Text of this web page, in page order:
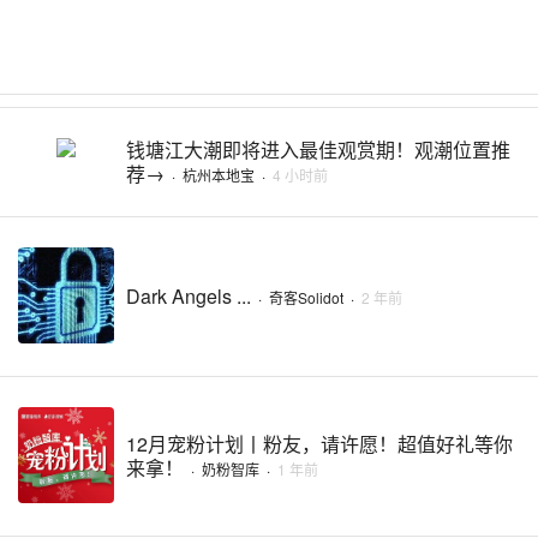
钱塘江大潮即将进入最佳观赏期！观潮位置推
荐→ · 杭州本地宝 · 4 小时前
Dark Angels ... · 奇客Solidot · 2 年前
12月宠粉计划丨粉友，请许愿！超值好礼等你
来拿！
· 奶粉智库 · 1 年前